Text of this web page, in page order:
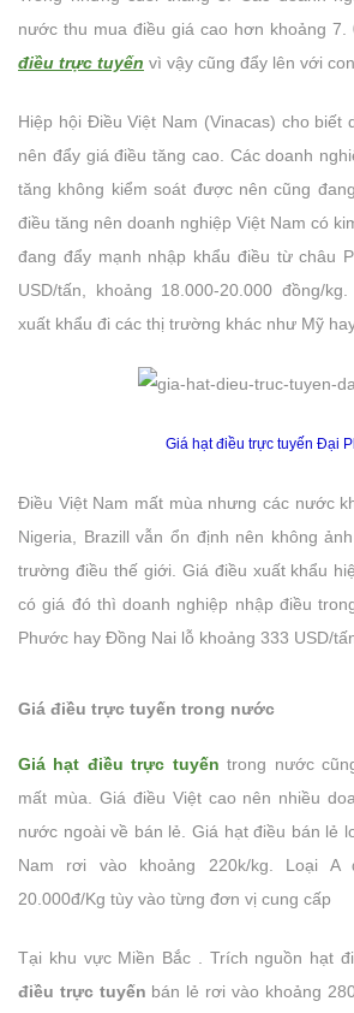
nước thu mua điều giá cao hơn khoảng 7.
điều trực tuyến vì vậy cũng đẩy lên với
Hiệp hội Điều Việt Nam (Vinacas) cho biết
nên đẩy giá điều tăng cao. Các doanh
tăng không kiểm soát được nên cũng
điều tăng nên doanh nghiệp Việt Nam có
đang đẩy mạnh nhập khẩu điều từ châu
USD/tấn, khoảng 18.000-20.000 đồng/
xuất khẩu đi các thị trường khác như Mỹ
Giá hạt điều trực tuyến Đại
Điều Việt Nam mất mùa nhưng các nước
Nigeria, Brazill vẫn ổn định nên không
trường điều thế giới. Giá điều xuất khẩu
có giá đó thì doanh nghiệp nhập điều
Phước hay Đồng Nai lỗ khoảng 333 USD/
Giá điều trực tuyến trong nước
Giá hạt điều trực tuyến trong nước
mất mùa. Giá điều Việt cao nên nhiều
nước ngoài về bán lẻ. Giá hạt điều bán lẻ
Nam rơi vào khoảng 220k/kg. Loại
20.000đ/Kg tùy vào từng đơn vị cung cấp
Tại khu vực Miền Bắc . Trích nguồn hạt
điều trực tuyến bán lẻ rơi vào khoảng